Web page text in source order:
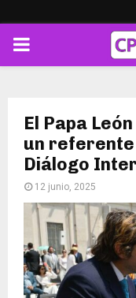
PRIMARY
El Papa
un
Diálogo
12 junio, 2025